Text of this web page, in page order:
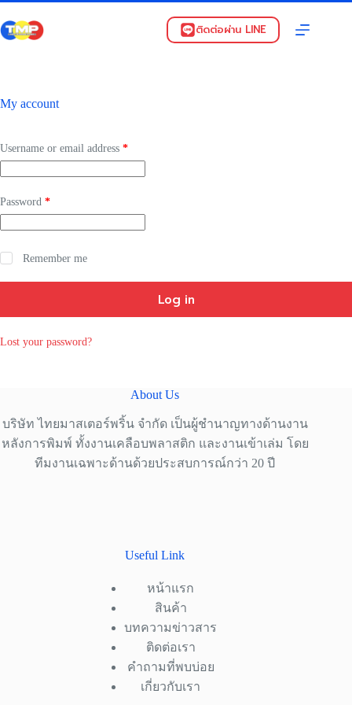
Skip
to
content
ติดต่อผ่าน LINE
My account
Username or email address *Required
Password *Required
Remember me
Log in
Lost your password?
About Us
บริษัท ไทยมาสเตอร์พริ้น จำกัด เป็นผู้ชำนาญทางด้านงาน
หลังการพิมพ์ ทั้งงานเคลือบพลาสติก และงานเข้าเล่ม โดย
ทีมงานเฉพาะด้านด้วยประสบการณ์กว่า 20 ปี
Useful Link
หน้าแรก
สินค้า
บทความข่าวสาร
ติดต่อเรา
คำถามที่พบบ่อย
เกี่ยวกับเรา